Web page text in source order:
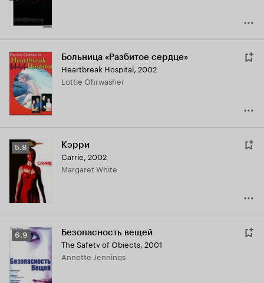
Больница «Разбитое сердце»
Heartbreak Hospital, 2002
Lottie Ohrwasher
Рейтинг
Кинопоиска
5.8
5.8 Кэрри
Carrie, 2002
Margaret White
Рейтинг
Кинопоиска
6.9
6.9 Безопасность вещей
The Safety of Objects, 2001
Annette Jennings